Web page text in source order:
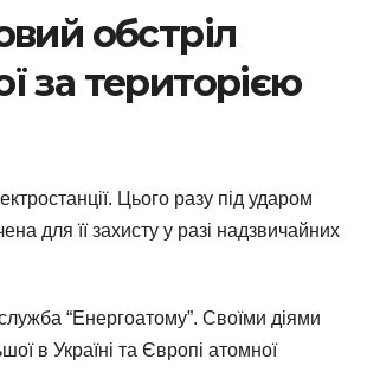
обстріл
за територією
Цього разу під ударом
для її захисту у разі надзвичайних
“Енергоатому”. Своїми діями
в Україні та Європі атомної